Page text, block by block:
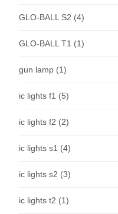
GLO-BALL S2 (4)
GLO-BALL T1 (1)
gun lamp (1)
ic lights f1 (5)
ic lights f2 (2)
ic lights s1 (4)
ic lights s2 (3)
ic lights t2 (1)